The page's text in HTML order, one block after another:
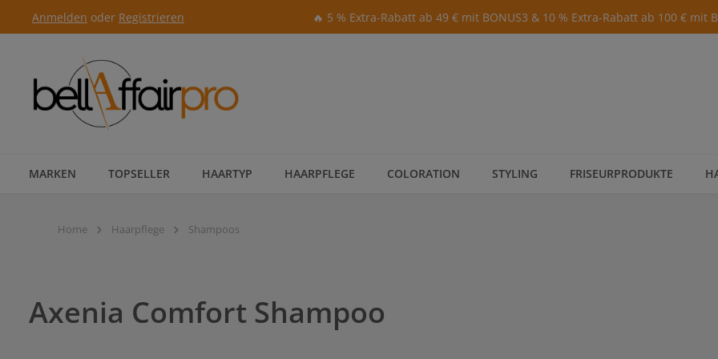
Hauptnavigation springen
Anmelden oder Registrieren 🔥 5 % Extra-Rabatt ab 49 € mit BONUS3 & 10 % Extra-Rabatt ab 100 € mit
MARKEN TOPSELLER HAARTYP HAARPFLEGE COLORATION STYLING FRISEURPRODUKTE
Home Haarpflege Shampoos
Axenia Comfort Shampoo